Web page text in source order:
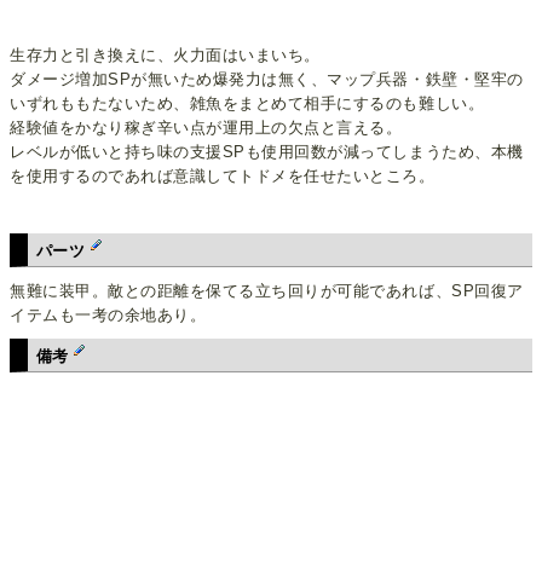
生存力と引き換えに、火力面はいまいち。
ダメージ増加SPが無いため爆発力は無く、マップ兵器・鉄壁・堅牢の
いずれももたないため、雑魚をまとめて相手にするのも難しい。
経験値をかなり稼ぎ辛い点が運用上の欠点と言える。
レベルが低いと持ち味の支援SPも使用回数が減ってしまうため、本機
を使用するのであれば意識してトドメを任せたいところ。
パーツ
無難に装甲。敵との距離を保てる立ち回りが可能であれば、SP回復ア
イテムも一考の余地あり。
備考